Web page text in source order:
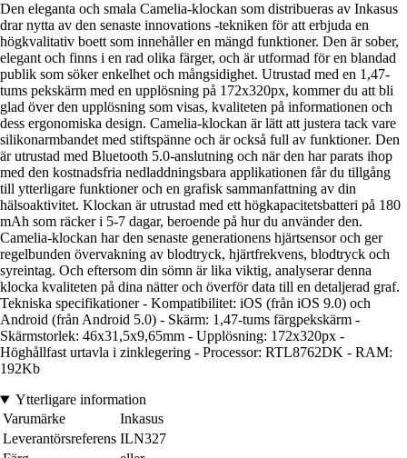
Den eleganta och smala Camelia-klockan som distribueras av Inkasus
drar nytta av den senaste innovations -tekniken för att erbjuda en
högkvalitativ boett som innehåller en mängd funktioner. Den är sober,
elegant och finns i en rad olika färger, och är utformad för en blandad
publik som söker enkelhet och mångsidighet. Utrustad med en 1,47-
tums pekskärm med en upplösning på 172x320px, kommer du att bli
glad över den upplösning som visas, kvaliteten på informationen och
dess ergonomiska design. Camelia-klockan är lätt att justera tack vare
silikonarmbandet med stiftspänne och är också full av funktioner. Den
är utrustad med Bluetooth 5.0-anslutning och när den har parats ihop
med den kostnadsfria nedladdningsbara applikationen får du tillgång
till ytterligare funktioner och en grafisk sammanfattning av din
hälsoaktivitet. Klockan är utrustad med ett högkapacitetsbatteri på 180
mAh som räcker i 5-7 dagar, beroende på hur du använder den.
Camelia-klockan har den senaste generationens hjärtsensor och ger
regelbunden övervakning av blodtryck, hjärtfrekvens, blodtryck och
syreintag. Och eftersom din sömn är lika viktig, analyserar denna
klocka kvaliteten på dina nätter och överför data till en detaljerad graf.
Tekniska specifikationer - Kompatibilitet: iOS (från iOS 9.0) och
Android (från Android 5.0) - Skärm: 1,47-tums färgpekskärm -
Skärmstorlek: 46x31,5x9,65mm - Upplösning: 172x320px -
Höghållfast urtavla i zinklegering - Processor: RTL8762DK - RAM:
192Kb
Ytterligare information
Varumärke
Inkasus
Leverantörsreferens ILN327